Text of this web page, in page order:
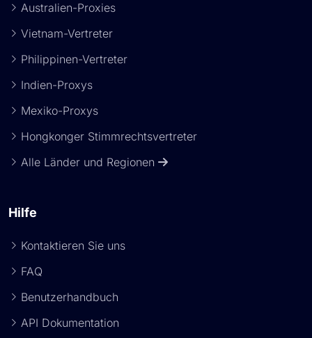
Australien-Proxies
Vietnam-Vertreter
Philippinen-Vertreter
Indien-Proxys
Mexiko-Proxys
Hongkonger Stimmrechtsvertreter
Alle Länder und Regionen
Hilfe
Kontaktieren Sie uns
FAQ
Benutzerhandbuch
API Dokumentation